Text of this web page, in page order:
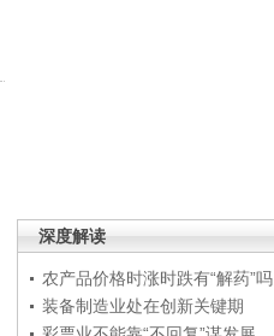
深度解读
农产品价格时涨时跌有“解药”吗
装备制造业处在创新关键期